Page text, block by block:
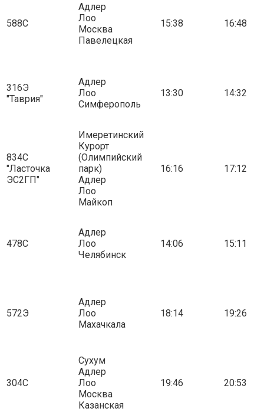
588С
Адлер
Лоо
Москва
Павелецкая
15:38 16:48
316Э
"Таврия"
Адлер
Лоо
Симферополь
13:30 14:32
834С
"Ласточка
ЭС2ГП"
Имеретинский
Курорт
(Олимпийский
парк)
Адлер
Лоо
Майкоп
16:16 17:12
478С
Адлер
Лоо
Челябинск
14:06 15:11
572Э
Адлер
Лоо
Махачкала
18:14 19:26
304С
Сухум
Адлер
Лоо
Москва
Казанская
19:46 20:53